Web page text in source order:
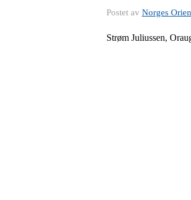
Postet av Norges
Strøm Juliussen,